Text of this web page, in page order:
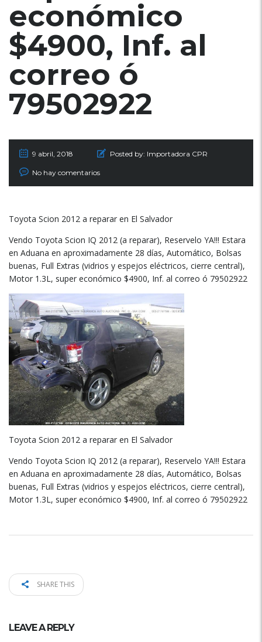
económico
$4900, Inf. al
correo ó
79502922
9 abril, 2018 Posted by: Importadora CPR
No hay comentarios
Toyota Scion 2012 a reparar en El Salvador
Vendo Toyota Scion IQ 2012 (a reparar), Reservelo YA!!! Estara
en Aduana en aproximadamente 28 días, Automático, Bolsas
buenas, Full Extras (vidrios y espejos eléctricos, cierre central),
Motor 1.3L, super económico $4900, Inf. al correo ó 79502922
Toyota Scion 2012 a reparar en El Salvador
Vendo Toyota Scion IQ 2012 (a reparar), Reservelo YA!!! Estara
en Aduana en aproximadamente 28 días, Automático, Bolsas
buenas, Full Extras (vidrios y espejos eléctricos, cierre central),
Motor 1.3L, super económico $4900, Inf. al correo ó 79502922
SHARE THIS
LEAVE A REPLY